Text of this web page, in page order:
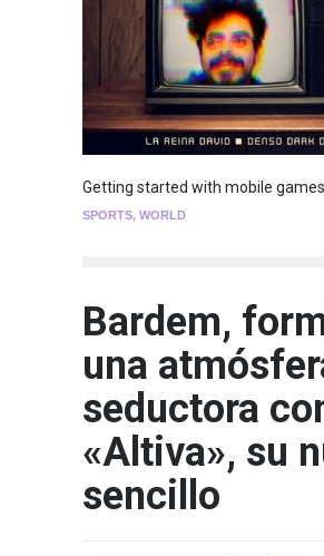
Getting started with mobile games
SPORTS, WORLD
Bardem,
una
seductora
«Altiva», su
sencillo